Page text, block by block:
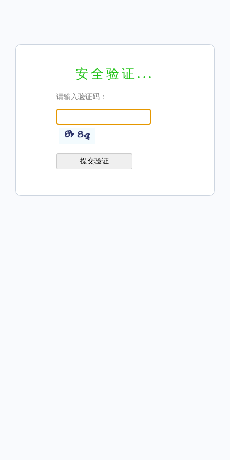
安全验证...
请输入验证码：